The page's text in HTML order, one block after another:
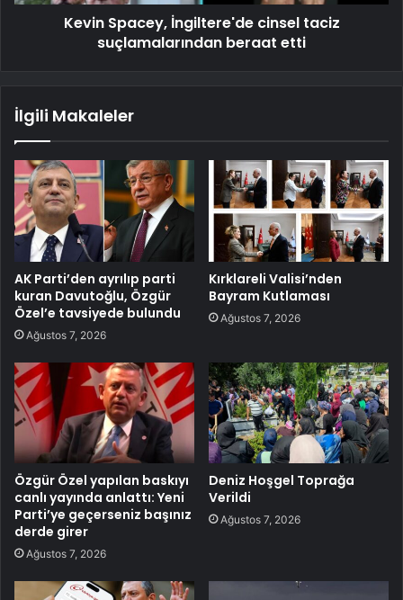
Kevin Spacey, İngiltere'de cinsel taciz
suçlamalarından beraat etti
İlgili Makaleler
AK Parti’den ayrılıp parti
kuran Davutoğlu, Özgür
Özel’e tavsiyede bulundu
Ağustos 7, 2026
Kırklareli Valisi’nden
Bayram Kutlaması
Ağustos 7, 2026
Özgür Özel yapılan baskıyı
canlı yayında anlattı: Yeni
Parti’ye geçerseniz başınız
derde girer
Ağustos 7, 2026
Deniz Hoşgel Toprağa
Verildi
Ağustos 7, 2026